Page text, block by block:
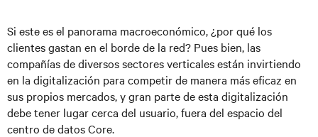
Si este es el panorama macroeconómico, ¿por qué los
clientes gastan en el borde de la red? Pues bien, las
compañías de diversos sectores verticales están invirtiendo
en la digitalización para competir de manera más eficaz en
sus propios mercados, y gran parte de esta digitalización
debe tener lugar cerca del usuario, fuera del espacio del
centro de datos Core.